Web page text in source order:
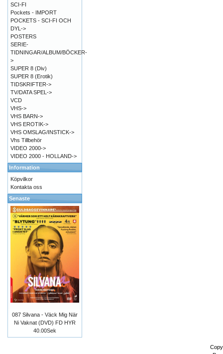
SCI-FI
Pockets - IMPORT
POCKETS - SCI-FI OCH
DYL->
POSTERS
SERIE-
TIDNINGAR/ALBUM/BÖCKER-
>
SUPER 8 (Div)
SUPER 8 (Erotik)
TIDSKRIFTER->
TV/DATA SPEL->
VCD
VHS->
VHS BARN->
VHS EROTIK->
VHS OMSLAG/INSTICK->
Vhs Tillbehör
VIDEO 2000->
VIDEO 2000 - HOLLAND->
Information
Köpvilkor
Kontakta oss
Senaste
087 Silvana - Väck Mig När
Ni Vaknat (DVD) FD HYR
40.00Sek